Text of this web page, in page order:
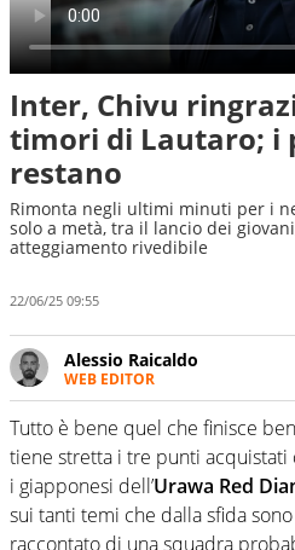
Inter, Chivu
timori di Lautaro; i
restano
Rimonta negli ultimi minuti per i
solo a metà, tra il lancio dei
atteggiamento rivedibile
22/06/25 09:55
Alessio Raicaldo
WEB EDITOR
Un figlio che si chiama
di proprietà in Italia. Il
irrinunciabile tra passione e
Sport indaga,
mondo dello sport per
Tutto è bene quel che finisce
tiene stretta i tre punti
i giapponesi dell’Urawa Red
sui tanti temi che dalla sfida
raccontato di una squadra